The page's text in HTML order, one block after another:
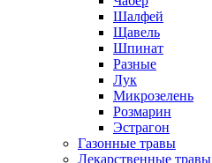
Шалфей
Щавель
Шпинат
Разные
Лук
Микрозелень
Розмарин
Эстрагон
Газонные травы
Лекарственные травы